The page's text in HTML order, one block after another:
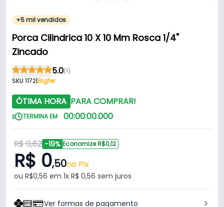
+5 mil vendidos
Porca Cilindrica 10 X 10 Mm Rosca 1/4"
Zincado
5.0(1)
SKU 1172|Bigfer
ÓTIMA HORA PARA COMPRAR!
TERMINA EM 00:00:00.000
R$ 0,62 -19% Economize R$0,12
R$ 0,50no Pix
ou R$0,56 em 1x R$ 0,56 sem juros
Ver formas de pagamento